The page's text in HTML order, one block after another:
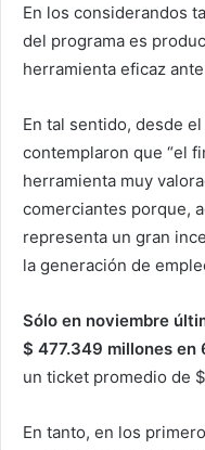
En los considerandos
del programa es
herramienta eficaz
En tal sentido, desde
contemplaron que “el
herramienta muy
comerciantes porque,
representa un gran
la generación de
Sólo en noviembre
$ 477.349 millones en
un ticket promedio de
En tanto, en los